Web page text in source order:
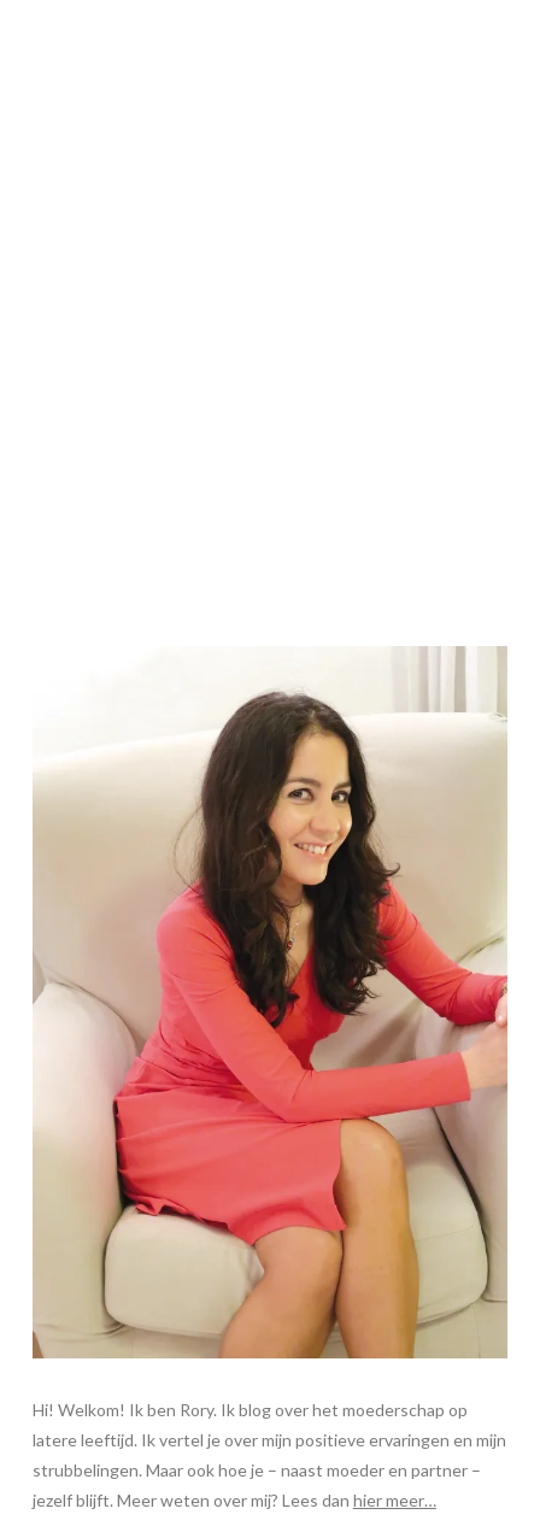
Hi! Welkom! Ik ben Rory. Ik blog over het moederschap op
latere leeftijd. Ik vertel je over mijn positieve ervaringen en mijn
strubbelingen. Maar ook hoe je – naast moeder en partner –
jezelf blijft. Meer weten over mij? Lees dan hier meer…